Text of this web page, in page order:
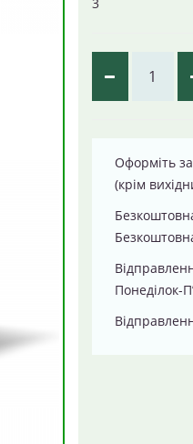
Оформіть
(крім
Понеділок-